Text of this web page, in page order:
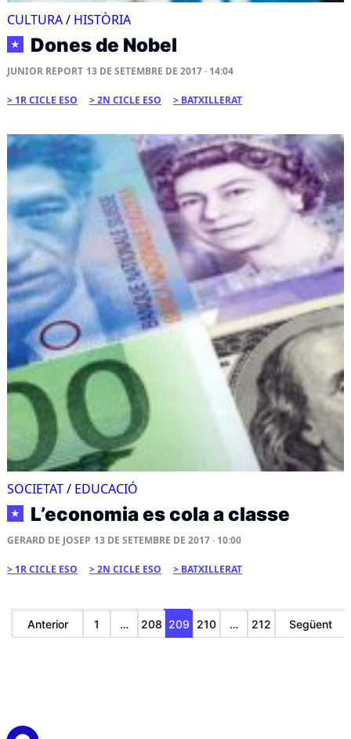
CULTURA/ HISTÒRIA
★ Dones de Nobel
JUNIOR REPORT 13 DE SETEMBRE DE 2017 · 14:04
1R CICLE ESO 2N CICLE ESO BATXILLERAT
SOCIETAT/ EDUCACIÓ
★ L’economia es cola a classe
GERARD DE JOSEP 13 DE SETEMBRE DE 2017 · 10:00
1R CICLE ESO 2N CICLE ESO BATXILLERAT
Paginació
de
Anterior 1 … 208 209 210 … 212 Següent